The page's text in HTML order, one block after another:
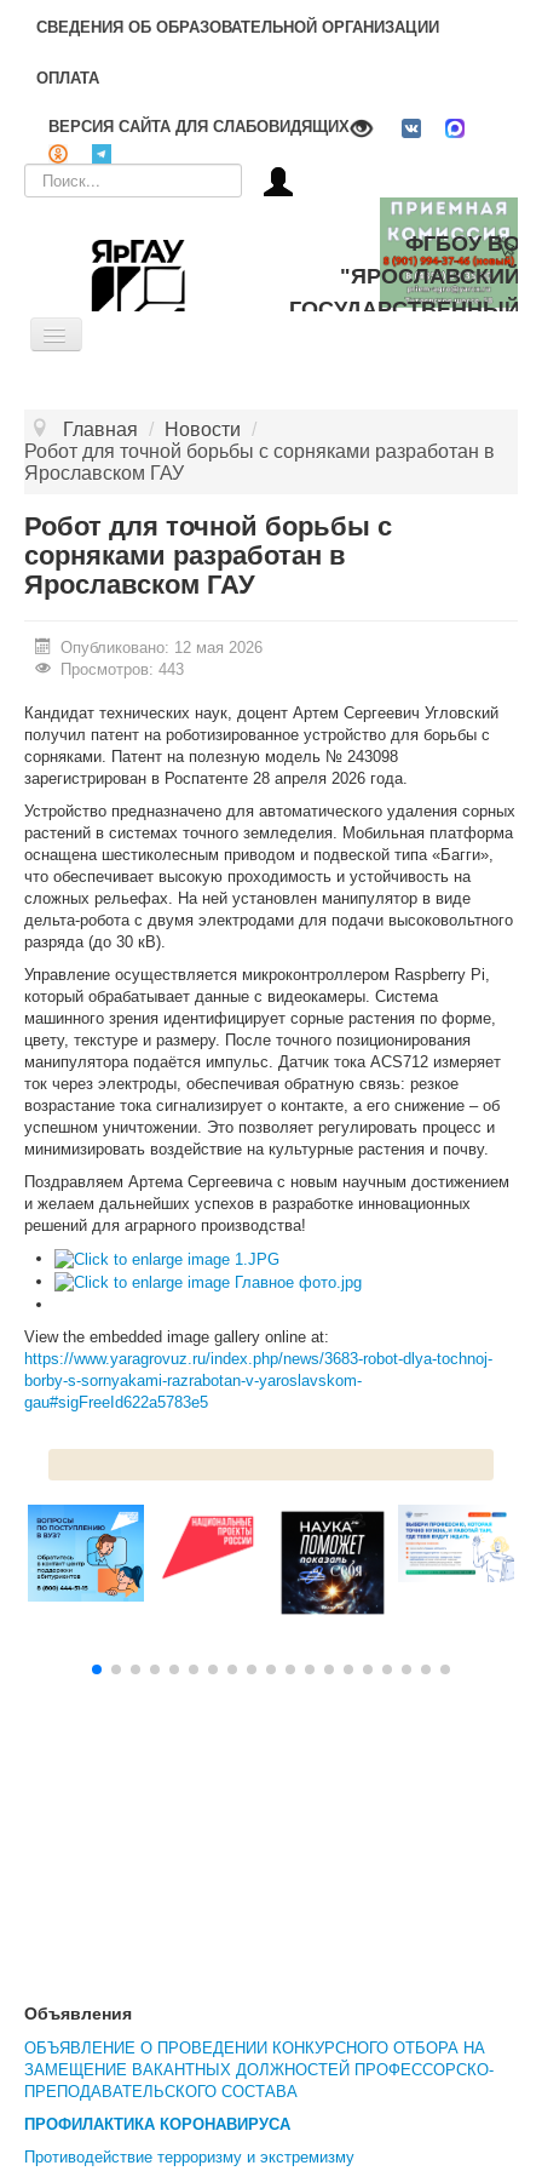
СВЕДЕНИЯ ОБ ОБРАЗОВАТЕЛЬНОЙ ОРГАНИЗАЦИИ
ОПЛАТА
ВЕРСИЯ САЙТА ДЛЯ СЛАБОВИДЯЩИХ
Искать...
ФГБОУ ВО
"ЯРОСЛАВСКИЙ
ГОСУДАРСТВЕННЫЙ
Toggle
ЦЕЛЕВОЕ ОБУЧЕНИЕ
БИБЛИОТЕКА
ИНОСТРАННЫМ ГРАЖДАНАМ
АБИТУРИЕНТУ
КОНКУРСНЫЕ СПИСКИ
СПИСКИ ПОСТУПАЮЩИХ
ПОДГОТОВИТЕЛЬНОЕ ОТДЕЛЕНИЕ ДЛЯ ИНОСТРАНЦЕВ
ВЫПУСКНИКУ
ПРИКАЗЫ О ЗАЧИСЛЕНИИ
ЦЕНТР КОМПЕТЕНЦИЙ
НОВОСТИ
ОБРАЗОВАНИЕ
РАБОТА В УНИВЕРСИТЕТЕ
ЦКП АГРОТЕХНОЛОГИИ
НАЦИОНАЛЬНЫЕ ПРОЕКТЫ РОССИИ
МАСТЕР-КЛАССЫ
ЕДИНОЕ ОКНО
СТИПЕНДИАЛЬНЫЕ ПРОГРАММЫ
ПРОТИВОДЕЙСТВИЕ ТЕРРОРИЗМУ
ПРОТИВОДЕЙСТВИЕ КОРРУПЦИИ
ОБЩЕЖИТИЕ
ЖУРНАЛ "ВЕСТНИК АПК ВЕРХНЕВОЛЖЬЯ"
Главная / Новости /
Робот для точной борьбы с сорняками разработан в
Ярославском ГАУ
Робот для точной борьбы с
сорняками разработан в
Ярославском ГАУ
Опубликовано: 12 мая 2026
Просмотров: 443
Кандидат технических наук, доцент Артем Сергеевич Угловский
получил патент на роботизированное устройство для борьбы с
сорняками. Патент на полезную модель № 243098
зарегистрирован в Роспатенте 28 апреля 2026 года.
Устройство предназначено для автоматического удаления сорных
растений в системах точного земледелия. Мобильная платформа
оснащена шестиколесным приводом и подвеской типа «Багги»,
что обеспечивает высокую проходимость и устойчивость на
сложных рельефах. На ней установлен манипулятор в виде
дельта-робота с двумя электродами для подачи высоковольтного
разряда (до 30 кВ).
Управление осуществляется микроконтроллером Raspberry Pi,
который обрабатывает данные с видеокамеры. Система
машинного зрения идентифицирует сорные растения по форме,
цвету, текстуре и размеру. После точного позиционирования
манипулятора подаётся импульс. Датчик тока ACS712 измеряет
ток через электроды, обеспечивая обратную связь: резкое
возрастание тока сигнализирует о контакте, а его снижение – об
успешном уничтожении. Это позволяет регулировать процесс и
минимизировать воздействие на культурные растения и почву.
Поздравляем Артема Сергеевича с новым научным достижением
и желаем дальнейших успехов в разработке инновационных
решений для аграрного производства!
View the embedded image gallery online at:
https://www.yaragrovuz.ru/index.php/news/3683-robot-dlya-tochnoj-
borby-s-sornyakami-razrabotan-v-yaroslavskom-
gau#sigFreeId622a5783e5
Объявления
ОБЪЯВЛЕНИЕ О ПРОВЕДЕНИИ КОНКУРСНОГО ОТБОРА НА
ЗАМЕЩЕНИЕ ВАКАНТНЫХ ДОЛЖНОСТЕЙ ПРОФЕССОРСКО-
ПРЕПОДАВАТЕЛЬСКОГО СОСТАВА
ПРОФИЛАКТИКА КОРОНАВИРУСА
Противодействие терроризму и экстремизму